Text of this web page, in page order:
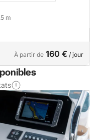
m
À partir de 160 € / jour